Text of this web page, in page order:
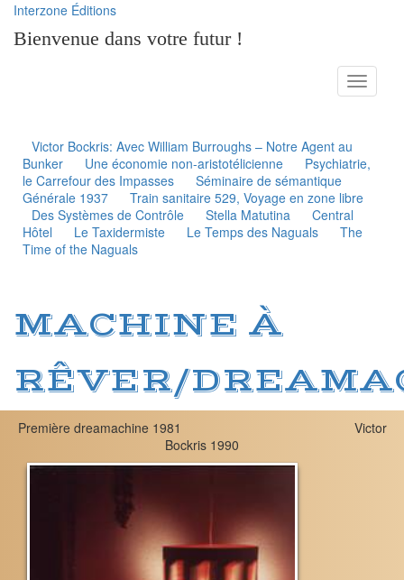
Interzone Éditions
Bienvenue dans votre futur !
Toggle
Victor Bockris: Avec William Burroughs – Notre Agent au
Bunker
Une économie non-aristotélicienne
Psychiatrie,
le Carrefour des Impasses
Séminaire de sémantique
Générale 1937
Train sanitaire 529, Voyage en zone libre
Des Systèmes de Contrôle
Stella Matutina
Central
Hôtel
Le Taxidermiste Le Temps des Naguals
The
Time of the Naguals
MACHINE À
RÊVER/
Première dreamachine 1981 Victor
Bockris 1990